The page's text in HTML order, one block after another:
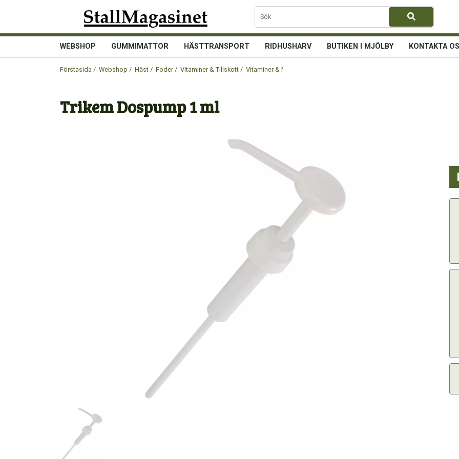
WEBSHOP GUMMIMATTOR HÄSTTRANSPORT RIDHUSHARV BUTIKEN I MJÖLBY KONTAKTA
Förstasida / Webshop / Häst / Foder/ Vitaminer & Tillskott / Vitaminer & Mineraler
Trikem Dospump 1 ml